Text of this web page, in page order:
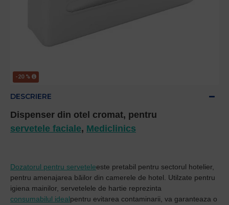
-20 %
DESCRIERE
Dispenser din otel cromat, pentru
servetele faciale, Mediclinics
Dozatorul pentru serveteleeste pretabil pentru sectorul hotelier,
pentru amenajarea băilor din camerele de hotel. Utilzate pentru
igiena mainilor, servetelele de hartie reprezinta
consumabilul idealpentru evitarea contaminarii, va garanteaza o